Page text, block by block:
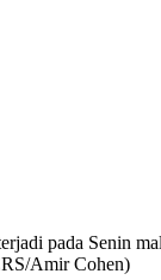
pada Senin
Amir Cohen)